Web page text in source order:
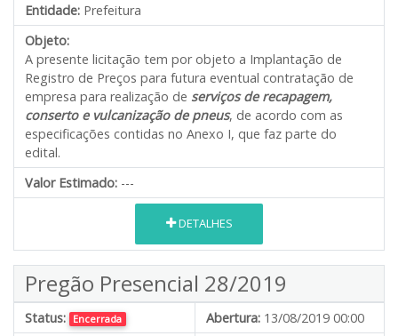
Entidade: Prefeitura
Objeto:
A presente licitação tem por objeto a Implantação de
Registro de Preços para futura eventual contratação de
empresa para realização de serviços de recapagem,
conserto e vulcanização de pneus, de acordo com as
especificações contidas no Anexo I, que faz parte do
edital.
Valor Estimado: ---
DETALHES
Pregão Presencial 28/2019
Status: Encerrada Abertura: 13/08/2019 00:00